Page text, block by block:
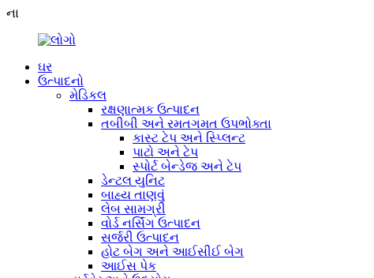
ના
ઘર
ઉત્પાદનો
મેડિકલ
રક્ષણાત્મક ઉત્પાદન
તબીબી અને રમતગમત ઉપભોક્તા
કાસ્ટ ટેપ અને સ્પ્લિન્ટ
પાટો અને ટેપ
સ્પોર્ટ બેન્ડેજ અને ટેપ
ડેન્ટલ યુનિટ
બાહ્ય તાણવું
લેબ સામગ્રી
વોર્ડ નર્સિંગ ઉત્પાદન
સર્જરી ઉત્પાદન
હોટ બેગ અને આઈસીઈ બેગ
આઈસ પેક